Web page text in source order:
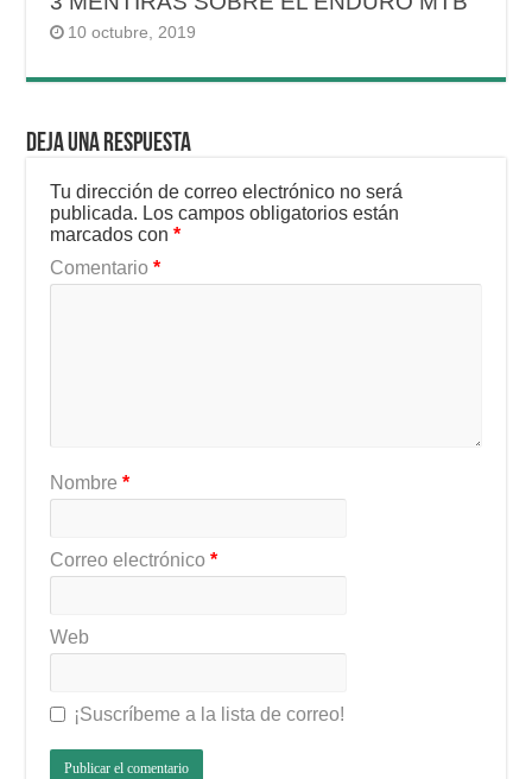
10 octubre, 2019
Deja una respuesta
Tu dirección de correo electrónico no será
publicada. Los campos obligatorios están
marcados con*
Comentario*
Nombre*
Correo electrónico*
Web
¡Suscríbeme a la lista de correo!